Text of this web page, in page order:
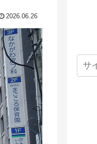
2026.06.26